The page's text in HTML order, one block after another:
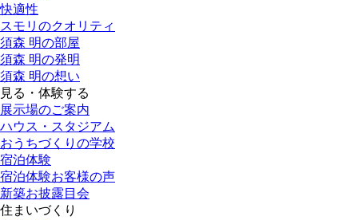
快適性
スモリのクオリティ
須森 明の部屋
須森 明の発明
須森 明の想い
見る・体験する
展示場のご案内
ハウス・スタジアム
おうちづくりの学校
宿泊体験
宿泊体験お客様の声
新築お披露目会
住まいづくり